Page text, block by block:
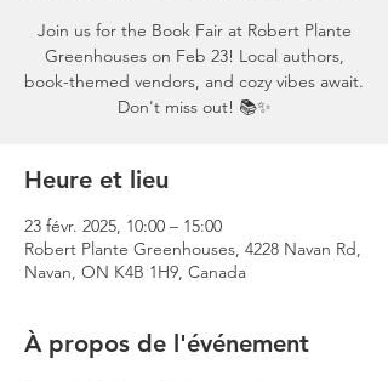
Join us for the Book Fair at Robert Plante
Greenhouses on Feb 23! Local authors,
book-themed vendors, and cozy vibes await.
Don't miss out! 📚✨
Heure et lieu
23 févr. 2025, 10:00 – 15:00
Robert Plante Greenhouses, 4228 Navan Rd,
Navan, ON K4B 1H9, Canada
À propos de l'événement